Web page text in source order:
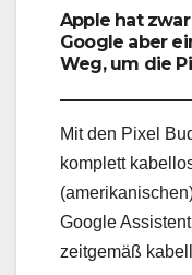
Apple hat
Google aber
Weg, um die
Mit den Pixel
komplett
Google
zeitgemäß